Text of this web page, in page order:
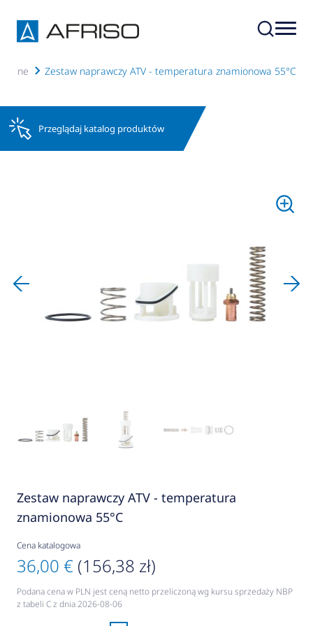
Zestaw naprawczy ATV - temperatura znamionowa 55°C
Przeglądaj katalog produktów
Zestaw naprawczy ATV - temperatura
znamionowa 55°C
Cena katalogowa
36,00 € (156,38 zł)
Podana cena w PLN jest ceną netto przeliczoną wg kursu sprzedaży NBP
z tabeli C z dnia 2026-08-06